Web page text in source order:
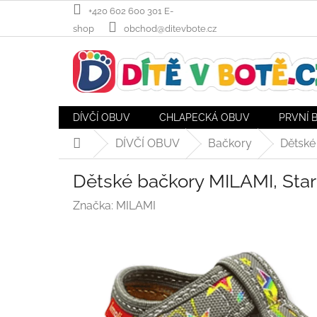
obsah
+420 602 600 301 E-
shop
obchod@ditevbote.cz
DÍVČÍ OBUV CHLAPECKÁ OBUV PRVNÍ
DomůDÍVČÍ OBUV Bačkory
Dětské bačkory MILAMI, Star
Značka: MILAMI